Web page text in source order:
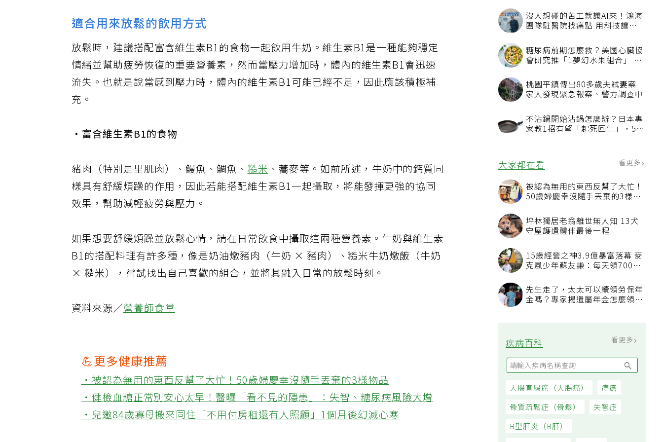
沒人想碰的苦工就讓AI來！鴻海
團隊駐醫院找痛點 用科技讓醫
糖尿病前期怎麼救？美國心臟協
會研究推「1夢幻水果組合」 酪
桃園平鎮傳出80多歲夫弒妻案
家人發現緊急報案、警方調查中
不沾鍋開始沾鍋怎麼辦？日本專
家教1招有望「起死回生」，5情
大家都在看
被認為無用的東西反幫了大忙！
50歲婦慶幸沒隨手丟棄的3樣物
坪林獨居老翁離世無人知 13犬
守屋護遺體伴最後一程
15歲經營之神3.9億暴富落幕 麥
克風少年蘇友謙：每天領700元
過日子
先生走了，太太可以續領勞保年
疾病百科
適合用來放鬆的飲用方式
放鬆時，建議搭配富含維生素B1的食物一起飲用牛奶。維生素B1是一種能夠穩定
情緒並幫助疲勞恢復的重要營養素，然而當壓力增加時，體內的維生素B1會迅速
流失。也就是說當感到壓力時，體內的維生素B1可能已經不足，因此應該積極補
充。
‧富含維生素B1的食物
豬肉（特別是里肌肉）、鰻魚、鯛魚、糙米 、蕎麥等。如前所述，牛奶中的鈣質同
樣具有舒緩煩躁的作用，因此若能搭配維生素B1一起攝取，將能發揮更強的協同
效果，幫助減輕疲勞與壓力。
如果想要舒緩煩躁並放鬆心情，請在日常飲食中攝取這兩種營養素。牛奶與維生素
B1的搭配料理有許多種，像是奶油燉豬肉（牛奶 × 豬肉）、糙米牛奶燉飯（牛奶
× 糙米），嘗試找出自己喜歡的組合，並將其融入日常的放鬆時刻。
資料來源／營養師食堂
💪更多健康推薦
‧被認為無用的東西反幫了大忙！50歲婦慶幸沒隨手丟棄的3樣物品
‧健檢血糖正常別安心太早！醫曝「看不見的隱患」：失智、糖尿病風險大增
‧兒邀84歲寡母搬來同住「不用付房租還有人照顧」1個月後幻滅心寒